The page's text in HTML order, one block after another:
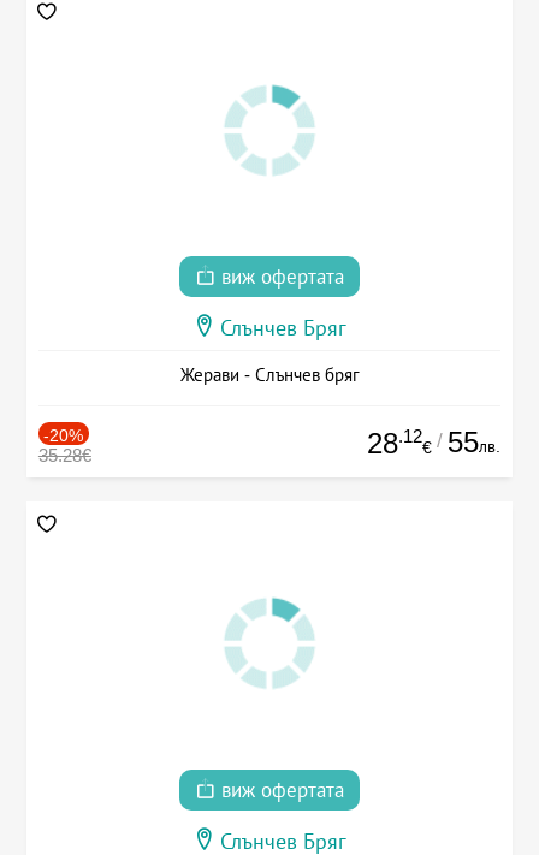
виж офертата
Слънчев Бряг
Жерави - Слънчев бряг
-20%
35.28€ 28.12
€ / 55лв.
виж офертата
Слънчев Бряг